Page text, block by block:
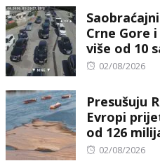
Crne Gore
više od 10
Posted
02/08/2026
Presušuju
Evropi
od 126
Posted
02/08/2026